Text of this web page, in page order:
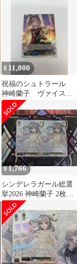
イドルマスター シンデ
レラガールズ 神崎蘭子
生誕の儀セット」
¥ 11,000
祝福のシュトラール
神崎蘭子 ヴァイスシ
ュヴァルツ
¥1,766
シンデレラガール総選
挙2026 神崎蘭子 2枚セ
ット